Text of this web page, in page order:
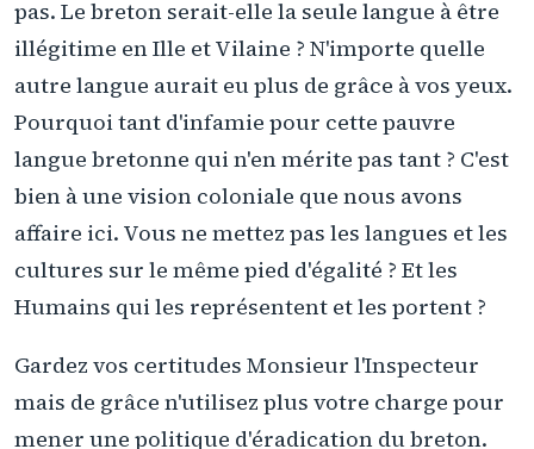
pas. Le breton serait-elle la seule langue à être
illégitime en Ille et Vilaine ? N'importe quelle
autre langue aurait eu plus de grâce à vos yeux.
Pourquoi tant d'infamie pour cette pauvre
langue bretonne qui n'en mérite pas tant ? C'est
bien à une vision coloniale que nous avons
affaire ici. Vous ne mettez pas les langues et les
cultures sur le même pied d'égalité ? Et les
Humains qui les représentent et les portent ?
Gardez vos certitudes Monsieur l'Inspecteur
mais de grâce n'utilisez plus votre charge pour
mener une politique d'éradication du breton.